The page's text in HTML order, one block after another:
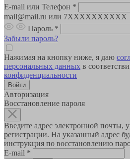
E-mail или Телефон *
mail@mail.ru или 7XXXXXXXXXX
Пароль *
Забыли пароль?
Нажимая на кнопку ниже, я даю
персональных данных в
конфиденциальности
Авторизация
Восстановление пароля
Введите адрес электронной почты,
регистрации. На указанный адрес
инструкция по восстановлению
E-mail *